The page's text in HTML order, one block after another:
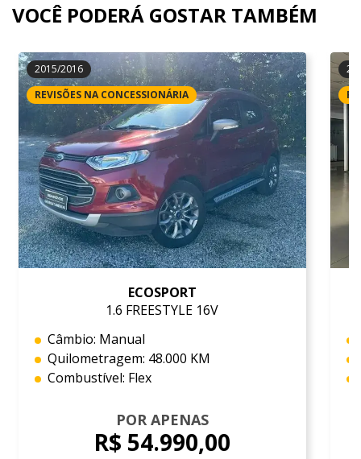
VOCÊ PODERÁ GOSTAR TAMBÉM
2015/2016
REVISÕES NA CONCESSIONÁRIA
ECOSPORT
1.6 FREESTYLE 16V
Câmbio: Manual
Quilometragem: 48.000 KM
Combustível: Flex
POR APENAS
R$ 54.990,00